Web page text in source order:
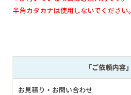
半角カタカナは使用しないでください。
「ご依頼内容」
お見積り・お問い合わせ